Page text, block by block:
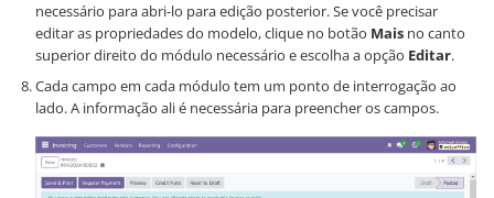
necessário para abri-lo para edição posterior. Se você precisar
editar as propriedades do modelo, clique no botão Mais no canto
superior direito do módulo necessário e escolha a opção Editar.
Cada campo em cada módulo tem um ponto de interrogação ao
lado. A informação ali é necessária para preencher os campos.